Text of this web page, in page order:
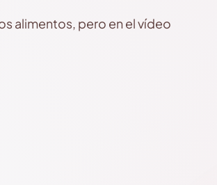
alimentos, pero en el vídeo